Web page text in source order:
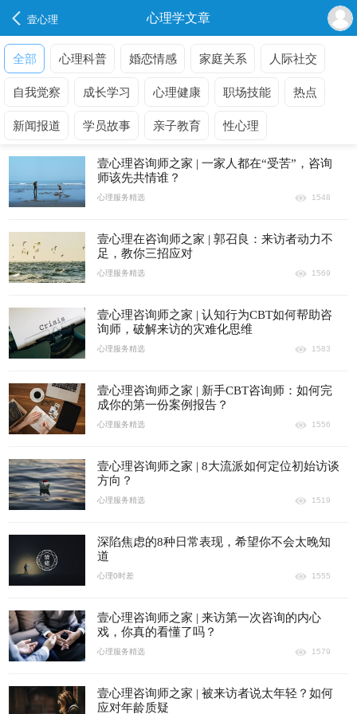
壹心理 心理学文章
全部 心理科普 婚恋情感 家庭关系 人际社交
自我觉察 成长学习 心理健康 职场技能 热点
新闻报道 学员故事 亲子教育 性心理
壹心理咨询师之家 | 一家人都在“受苦”，咨询
师该先共情谁？
心理服务精选 1548
壹心理在咨询师之家 | 郭召良：来访者动力不
足，教你三招应对
心理服务精选 1569
壹心理咨询师之家 | 认知行为CBT如何帮助咨
询师，破解来访的灾难化思维
心理服务精选 1583
壹心理咨询师之家 | 新手CBT咨询师：如何完
成你的第一份案例报告？
心理服务精选 1556
壹心理咨询师之家 | 8大流派如何定位初始访谈
方向？
心理服务精选 1519
深陷焦虑的8种日常表现，希望你不会太晚知
道
心理0时差 1555
壹心理咨询师之家 | 来访第一次咨询的内心
戏，你真的看懂了吗？
心理服务精选 1579
壹心理咨询师之家 | 被来访者说太年轻？如何
应对年龄质疑